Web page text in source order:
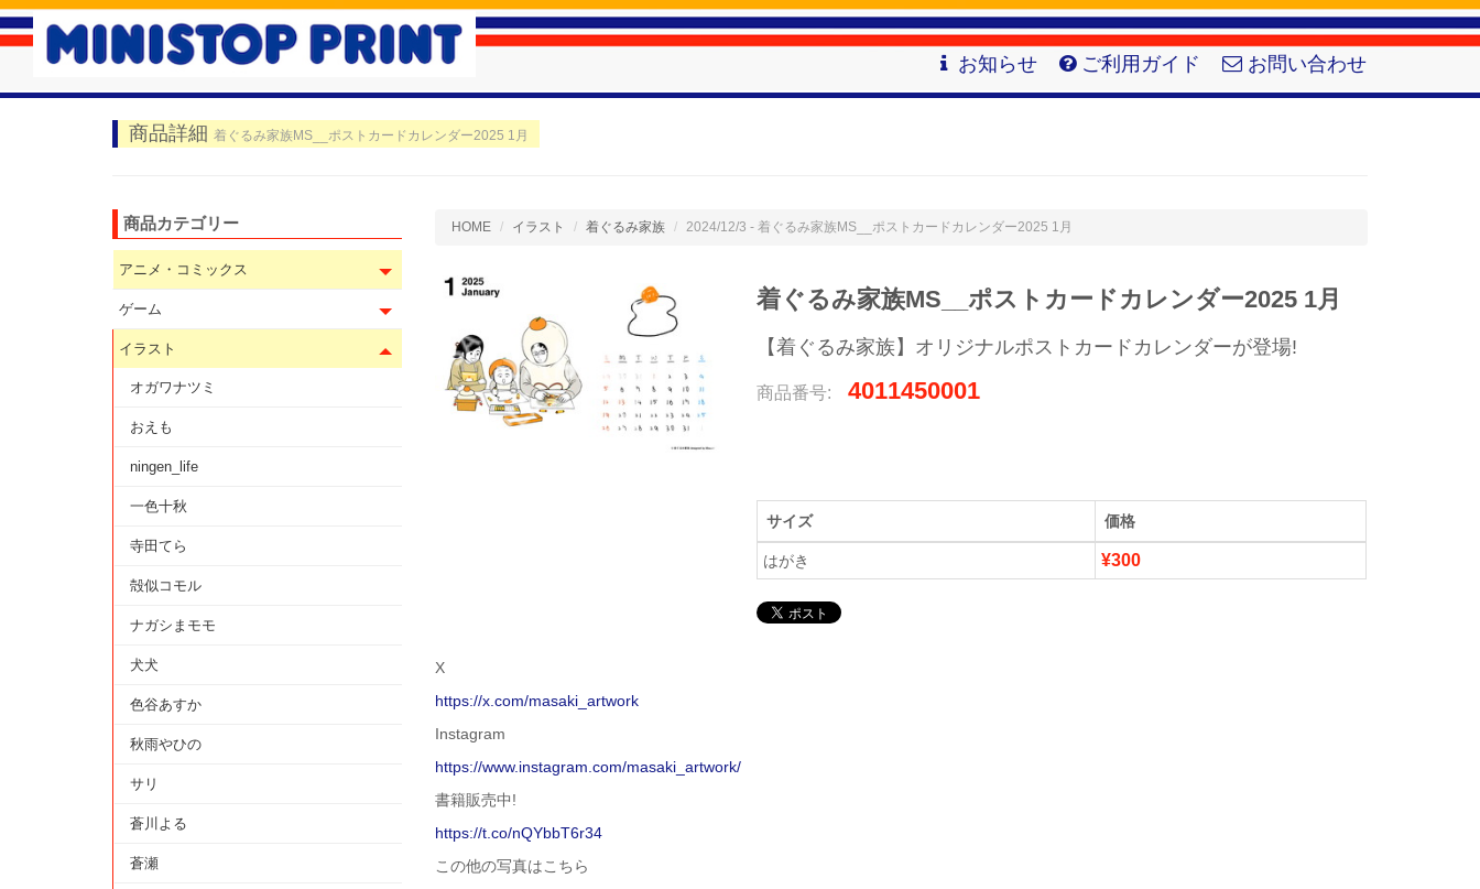
お知らせ ご利用ガイド お問い合わせ
商品詳細 着ぐるみ家族MS__ポストカードカレンダー2025 1月
HOME イラスト 着ぐるみ家族 2024/12/3 - 着ぐるみ家族MS__ポストカードカレンダー2025 1月
着ぐるみ家族MS__ポストカードカレンダー2025 1月
【着ぐるみ家族】オリジナルポストカードカレンダーが登場!
商品番号: 4011450001
サイズ 価格
はがき ¥300
X
https://x.com/masaki_artwork
Instagram
https://www.instagram.com/masaki_artwork/
書籍販売中!
https://t.co/nQYbbT6r34
この他の写真はこちら
商品カテゴリー
アニメ・コミックス
ゲーム
イラスト
オガワナツミ
おえも
ningen_life
一色十秋
寺田てら
殻似コモル
ナガシまモモ
犬犬
色谷あすか
秋雨やひの
サリ
蒼川よる
蒼瀬